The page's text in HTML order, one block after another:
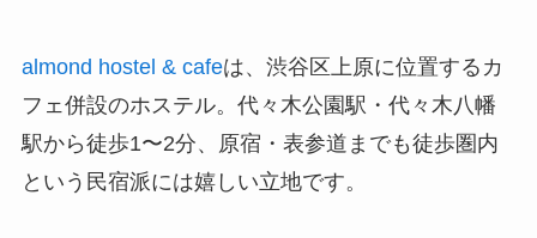
almond hostel & cafeは、渋谷区上原に位置するカ
フェ併設のホステル。代々木公園駅・代々木八幡
駅から徒歩1〜2分、原宿・表参道までも徒歩圏内
という民宿派には嬉しい立地です。